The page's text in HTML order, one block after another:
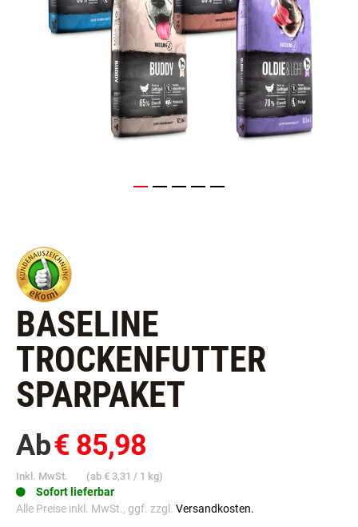
BASELINE
TROCKENFUTTER
SPARPAKET
Ab€ 85,98
Inkl. MwSt. (ab € 3,31 / 1 kg)
Sofort lieferbar
Alle Preise inkl. MwSt., ggf. zzgl. Versandkosten.